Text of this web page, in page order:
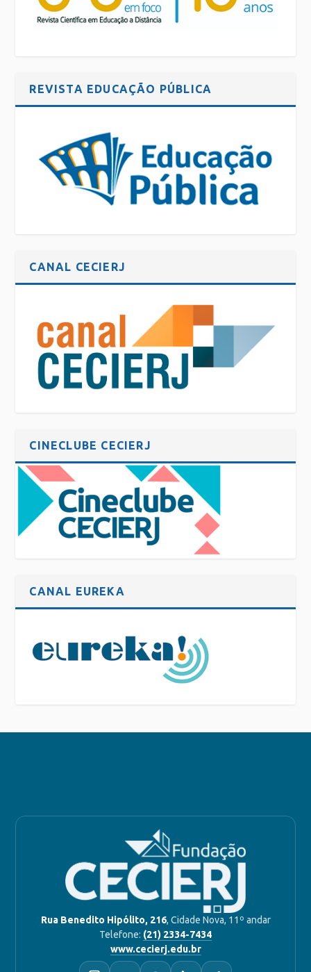
REVISTA EDUCAÇÃO PÚBLICA
CANAL CECIERJ
CINECLUBE CECIERJ
CANAL EUREKA
Rua Benedito Hipólito, 216, Cidade Nova, 11º andar
Telefone: (21) 2334-7434
www.cecierj.edu.br